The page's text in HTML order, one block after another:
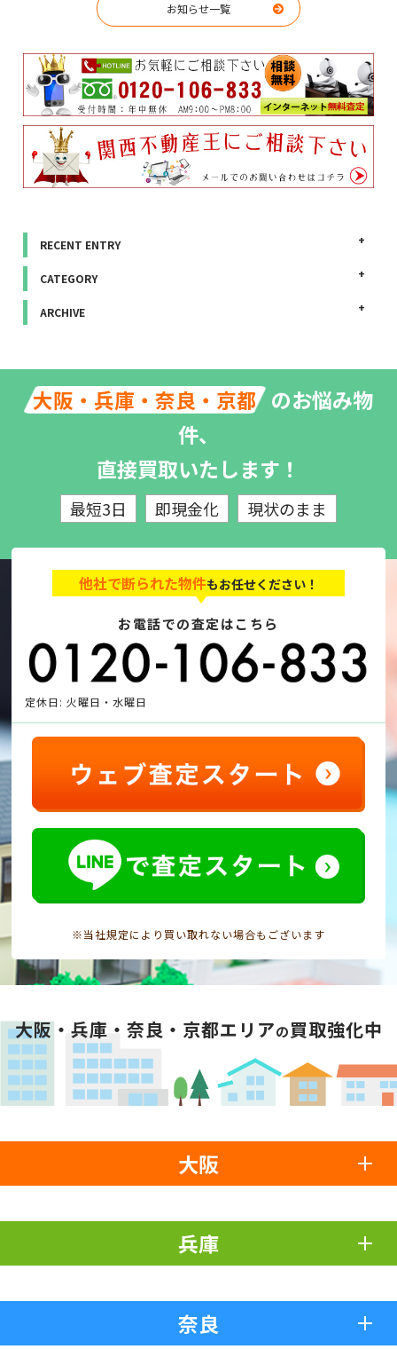
お知らせ一覧
RECENT ENTRY
CATEGORY
ARCHIVE
大阪・兵庫・奈良・京都 のお悩み物
件、
直接買取いたします！
最短3日 即現金化 現状のまま
他社で断られた物件もお任せください！
お電話での査定はこちら
定休日: 火曜日・水曜日
※当社規定により買い取れない場合もございます
大阪・兵庫・奈良・京都エリアの買取強化中
大阪
兵庫
奈良